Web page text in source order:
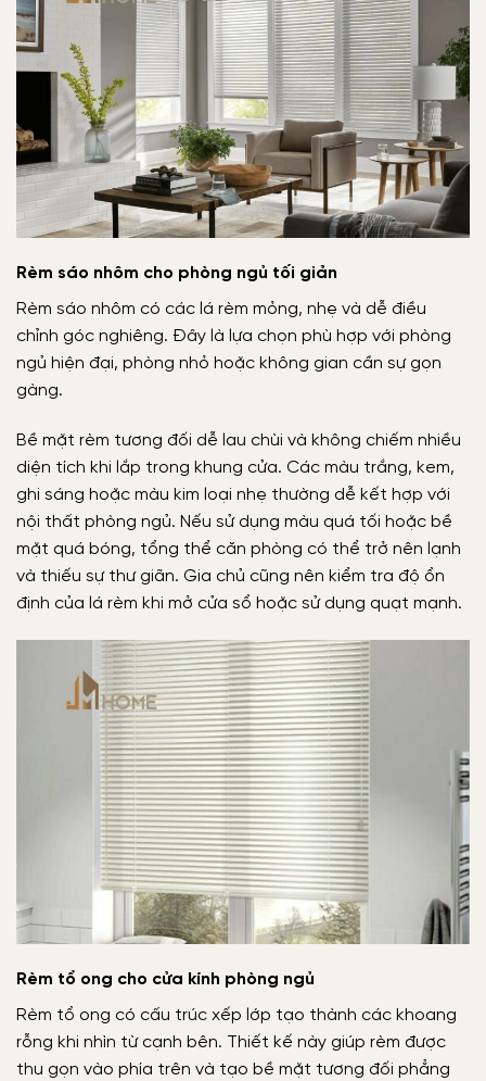
Rèm sáo nhôm cho phòng ngủ tối giản
Rèm sáo nhôm có các lá rèm mỏng, nhẹ và dễ điều
chỉnh góc nghiêng. Đây là lựa chọn phù hợp với phòng
ngủ hiện đại, phòng nhỏ hoặc không gian cần sự gọn
gàng.
Bề mặt rèm tương đối dễ lau chùi và không chiếm nhiều
diện tích khi lắp trong khung cửa. Các màu trắng, kem,
ghi sáng hoặc màu kim loại nhẹ thường dễ kết hợp với
nội thất phòng ngủ. Nếu sử dụng màu quá tối hoặc bề
mặt quá bóng, tổng thể căn phòng có thể trở nên lạnh
và thiếu sự thư giãn. Gia chủ cũng nên kiểm tra độ ổn
định của lá rèm khi mở cửa sổ hoặc sử dụng quạt mạnh.
Rèm tổ ong cho cửa kính phòng ngủ
Rèm tổ ong có cấu trúc xếp lớp tạo thành các khoang
rỗng khi nhìn từ cạnh bên. Thiết kế này giúp rèm được
thu gọn vào phía trên và tạo bề mặt tương đối phẳng